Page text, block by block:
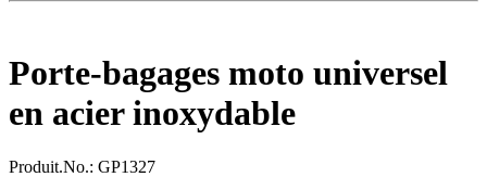
Porte-bagages moto universel
en acier inoxydable
Produit.No.: GP1327